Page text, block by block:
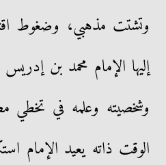
وتشتت مذهبي، وضغوط
إليها الإمام محمد بن
وشخصيته وعلمه في تخطي
الوقت ذاته يعيد الإمام